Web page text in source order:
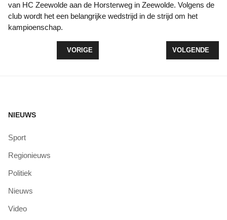
van HC Zeewolde aan de Horsterweg in Zeewolde. Volgens de
club wordt het een belangrijke wedstrijd in de strijd om het
kampioenschap.
VORIG ARTIKEL: SCHEIDSRECHTER MEETSMA
VORIGE VOLGENDE
VOLGENDE
NIEUWS
Sport
Regionieuws
Politiek
Nieuws
Video